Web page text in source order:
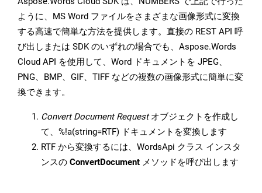
ように、MS Word ファイルをさまざまな画像形式に変換
する高速で簡単な方法を提供します。直接の REST API 呼
び出しまたは SDK のいずれの場合でも、Aspose.Words
Cloud API を使用して、Word ドキュメントを JPEG、
PNG、BMP、GIF、TIFF などの複数の画像形式に簡単に変
換できます。
Convert Document Requestオブジェクトを作成し
て、%!a(string=RTF) ドキュメントを変換します
RTF から変換するには、WordsApi クラス インスタ
ンスの ConvertDocument メソッドを呼び出します